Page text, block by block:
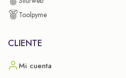
Toolpyme
CLIENTE
Mi cuenta